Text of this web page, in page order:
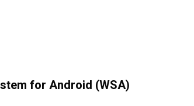
for Android (WSA)